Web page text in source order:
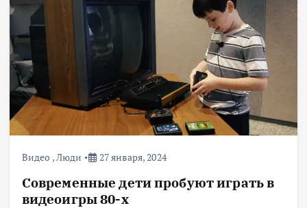
Видео ,Люди 27 января, 2024
Современные дети пробуют играть в
видеоигры 80-х